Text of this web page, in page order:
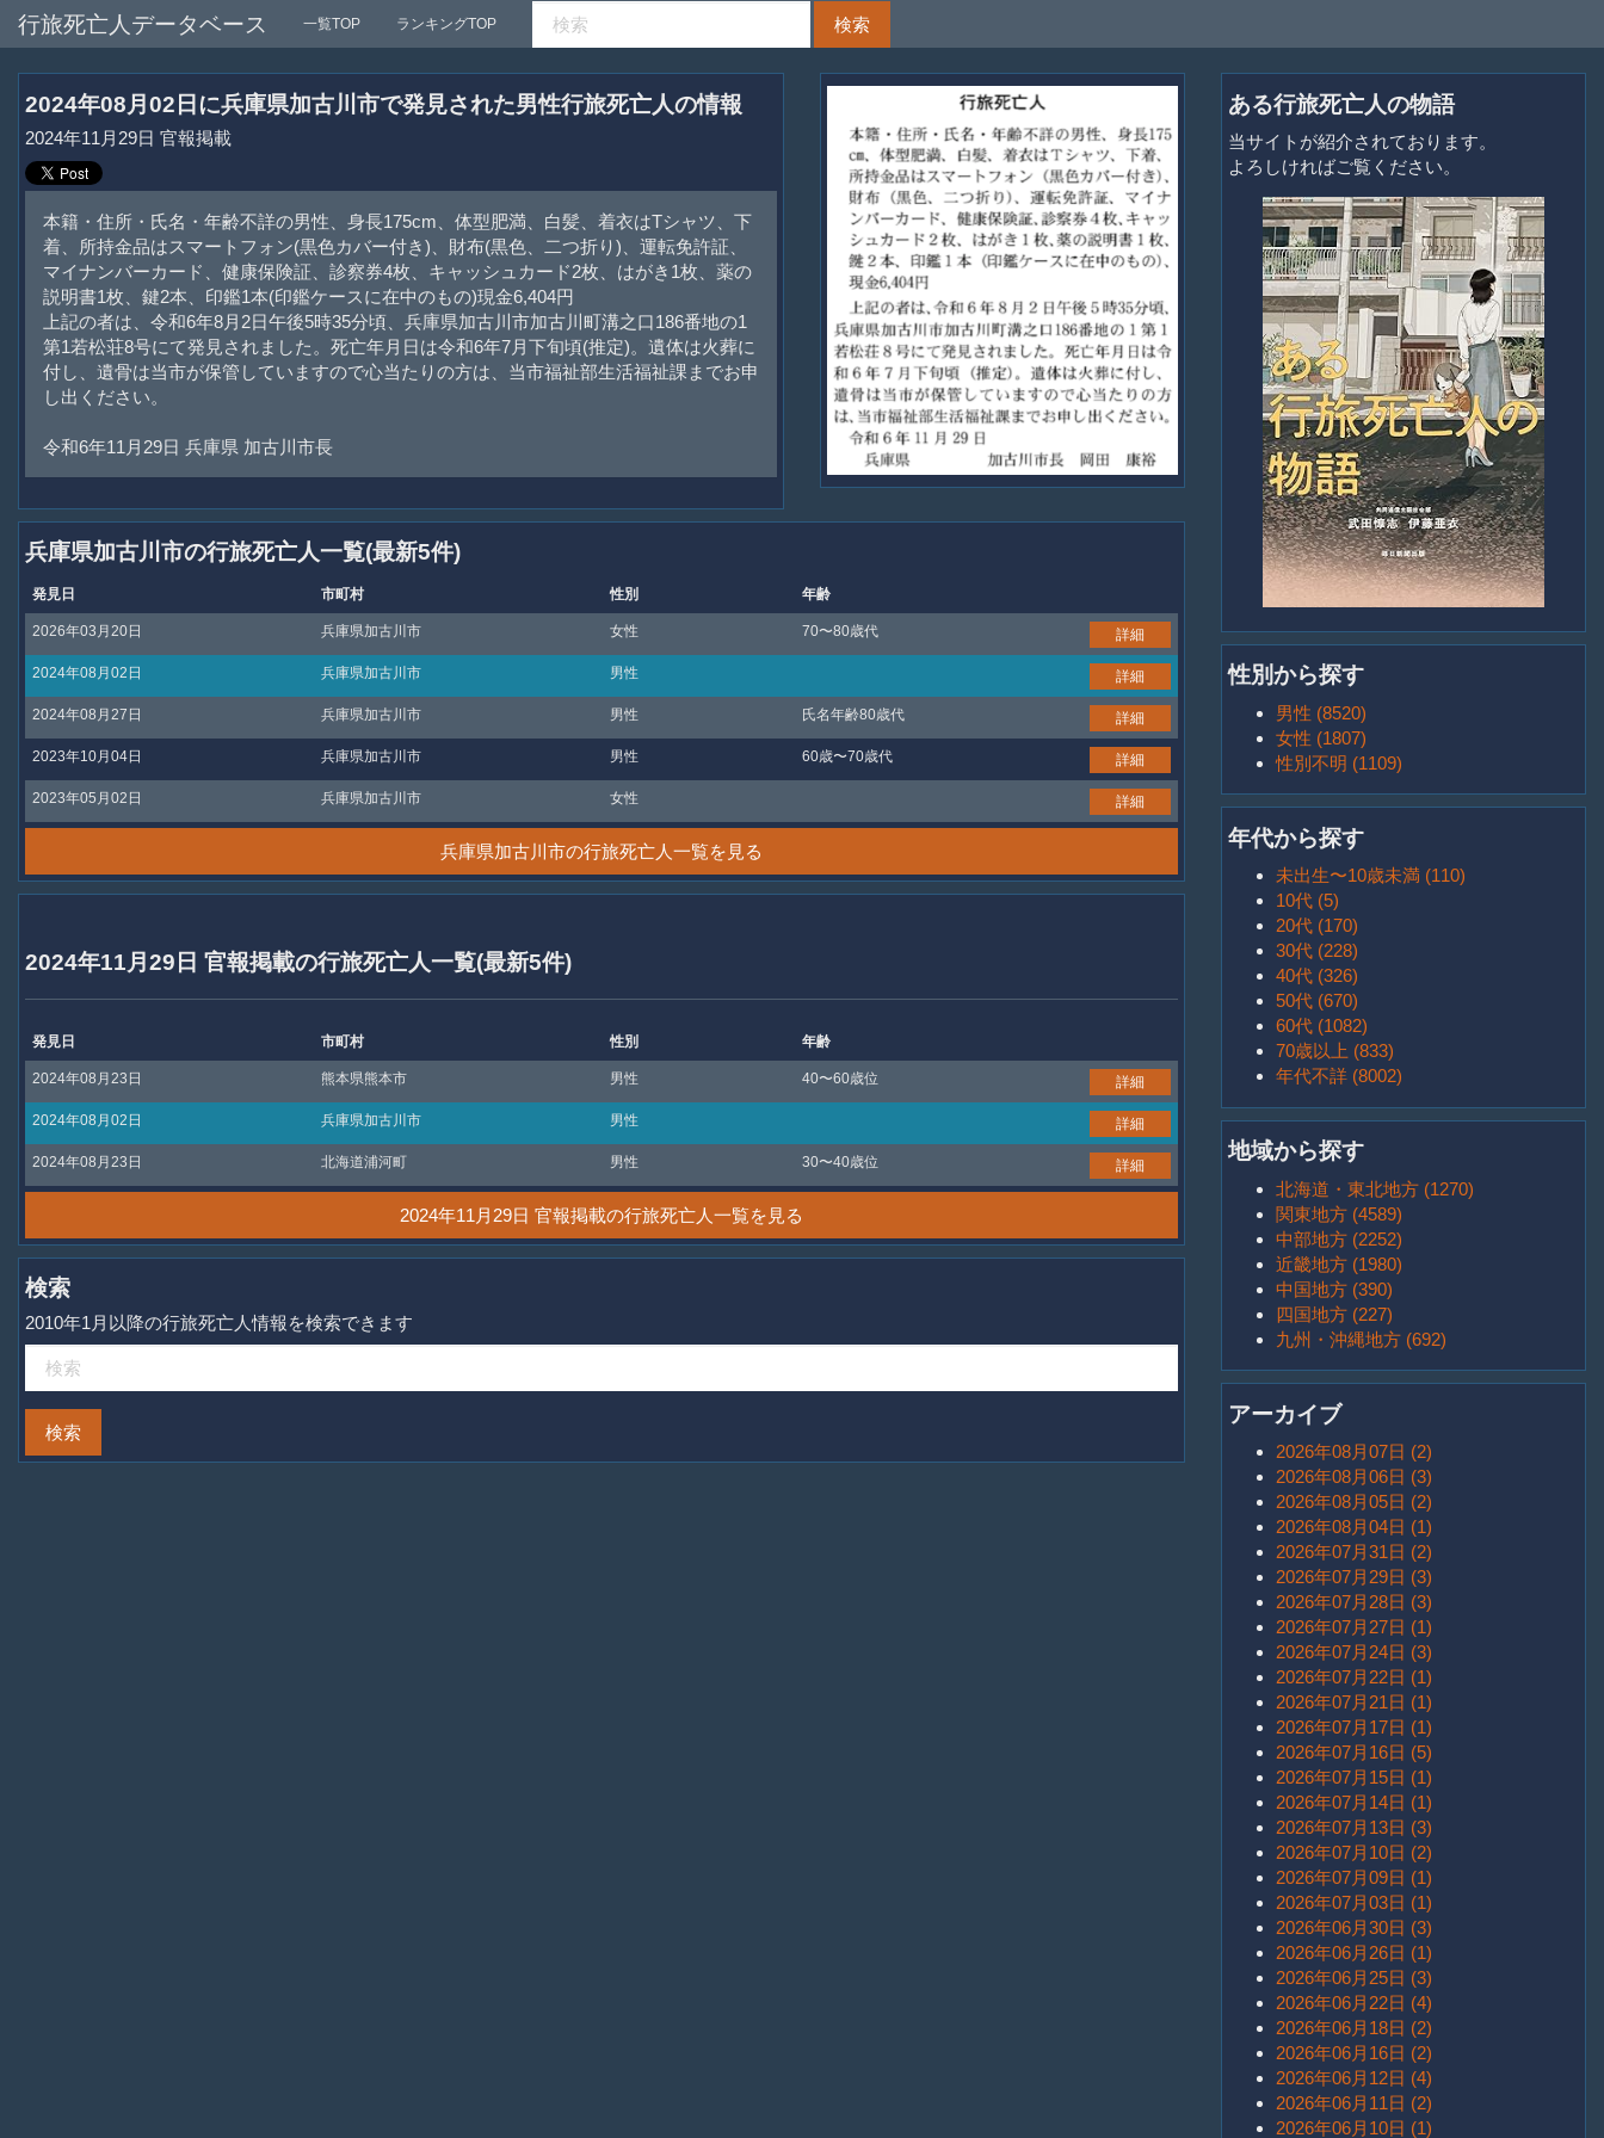
行旅死亡人データベース 一覧TOP ランキングTOP
2024年08月02日に兵庫県加古川市で発見された男性行旅死亡人の情報
2024年11月29日 官報掲載
本籍・住所・氏名・年齢不詳の男性、身長175cm、体型肥満、白髪、着衣はTシャツ、下
着、所持金品はスマートフォン(黒色カバー付き)、財布(黒色、二つ折り)、運転免許証、
マイナンバーカード、健康保険証、診察券4枚、キャッシュカード2枚、はがき1枚、薬の
説明書1枚、鍵2本、印鑑1本(印鑑ケースに在中のもの)現金6,404円
上記の者は、令和6年8月2日午後5時35分頃、兵庫県加古川市加古川町溝之口186番地の1
第1若松荘8号にて発見されました。死亡年月日は令和6年7月下旬頃(推定)。遺体は火葬に
付し、遺骨は当市が保管していますので心当たりの方は、当市福祉部生活福祉課までお申
し出ください。
令和6年11月29日 兵庫県 加古川市長
兵庫県加古川市の行旅死亡人一覧(最新5件)
発見日 市町村 性別 年齢
2026年03月20日 兵庫県加古川市 女性 70〜80歳代 詳細
2024年08月02日 兵庫県加古川市 男性 詳細
2024年08月27日 兵庫県加古川市 男性 氏名年齢80歳代 詳細
2023年10月04日 兵庫県加古川市 男性 60歳〜70歳代 詳細
2023年05月02日 兵庫県加古川市 女性 詳細
兵庫県加古川市の行旅死亡人一覧を見る
2024年11月29日 官報掲載の行旅死亡人一覧(最新5件)
発見日 市町村 性別 年齢
2024年08月23日 熊本県熊本市 男性 40〜60歳位 詳細
2024年08月02日 兵庫県加古川市 男性 詳細
2024年08月23日 北海道浦河町 男性 30〜40歳位 詳細
2024年11月29日 官報掲載の行旅死亡人一覧を見る
検索
2010年1月以降の行旅死亡人情報を検索できます
ある行旅死亡人の物語
当サイトが紹介されております。
よろしければご覧ください。
性別から探す
男性 (8520)
女性 (1807)
性別不明 (1109)
年代から探す
未出生〜10歳未満 (110)
10代 (5)
20代 (170)
30代 (228)
40代 (326)
50代 (670)
60代 (1082)
70歳以上 (833)
年代不詳 (8002)
地域から探す
北海道・東北地方 (1270)
関東地方 (4589)
中部地方 (2252)
近畿地方 (1980)
中国地方 (390)
四国地方 (227)
九州・沖縄地方 (692)
アーカイブ
2026年08月07日 (2)
2026年08月06日 (3)
2026年08月05日 (2)
2026年08月04日 (1)
2026年07月31日 (2)
2026年07月29日 (3)
2026年07月28日 (3)
2026年07月27日 (1)
2026年07月24日 (3)
2026年07月22日 (1)
2026年07月21日 (1)
2026年07月17日 (1)
2026年07月16日 (5)
2026年07月15日 (1)
2026年07月14日 (1)
2026年07月13日 (3)
2026年07月10日 (2)
2026年07月09日 (1)
2026年07月03日 (1)
2026年06月30日 (3)
2026年06月26日 (1)
2026年06月25日 (3)
2026年06月22日 (4)
2026年06月18日 (2)
2026年06月16日 (2)
2026年06月12日 (4)
2026年06月11日 (2)
2026年06月10日 (1)